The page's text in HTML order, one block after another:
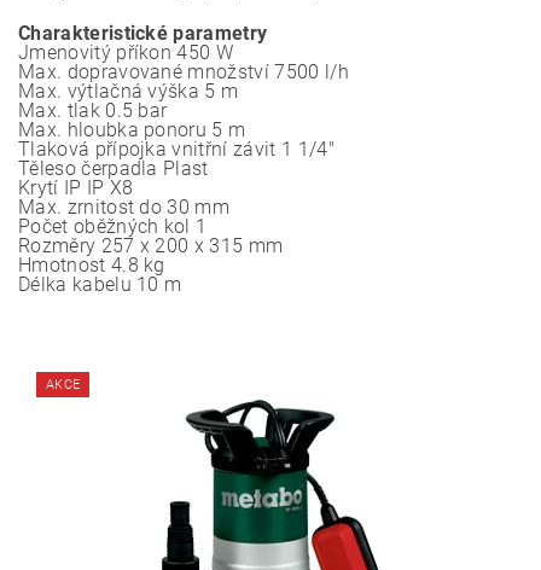
Charakteristické parametry
Jmenovitý příkon 450 W
Max. dopravované množství 7500 l/h
Max. výtlačná výška 5 m
Max. tlak 0.5 bar
Max. hloubka ponoru 5 m
Tlaková přípojka vnitřní závit 1 1/4"
Těleso čerpadla Plast
Krytí IP IP X8
Max. zrnitost do 30 mm
Počet oběžných kol 1
Rozměry 257 x 200 x 315 mm
Hmotnost 4.8 kg
Délka kabelu 10 m
AKCE